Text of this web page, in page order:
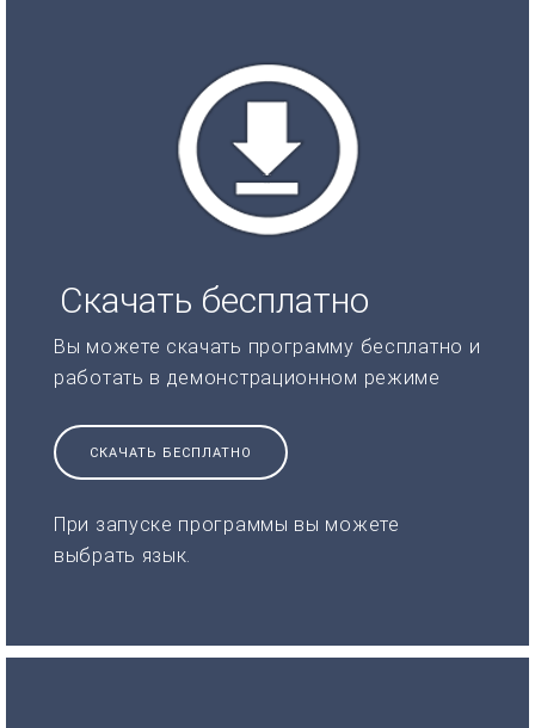
Скачать бесплатно
Вы можете скачать программу бесплатно и
работать в демонстрационном режиме
СКАЧАТЬ БЕСПЛАТНО
При запуске программы вы можете
выбрать язык.